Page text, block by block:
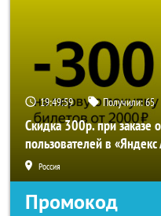
19:49:57 Получили:65
Скидка 300р. при
пользователей в
Россия
Промокод